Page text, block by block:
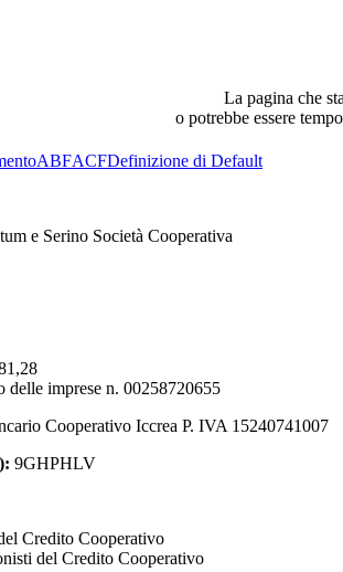
La pagina che
o potrebbe essere
ABFACFDefinizione di Default
e Serino Società Cooperativa
delle imprese n. 00258720655
Cooperativo Iccrea P. IVA 15240741007
9GHPHLV
Credito Cooperativo
del Credito Cooperativo